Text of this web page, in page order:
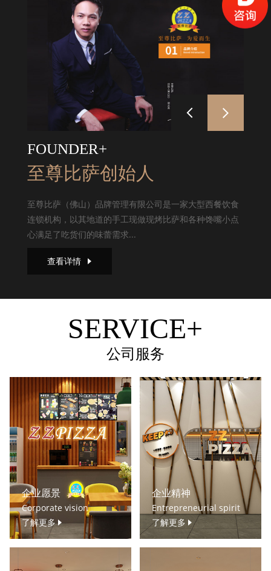
FOUNDER+
至尊比萨创始人
至尊比萨（佛山）品牌管理有限公司是一家大型西餐饮食
连锁机构，以其地道的手工现做现烤比萨和各种馋嘴小点
心满足了吃货们的味蕾需求...
查看详情
SERVICE+
公司服务
企业愿景
Corporate vision
了解更多
企业精神
Entrepreneurial spirit
了解更多